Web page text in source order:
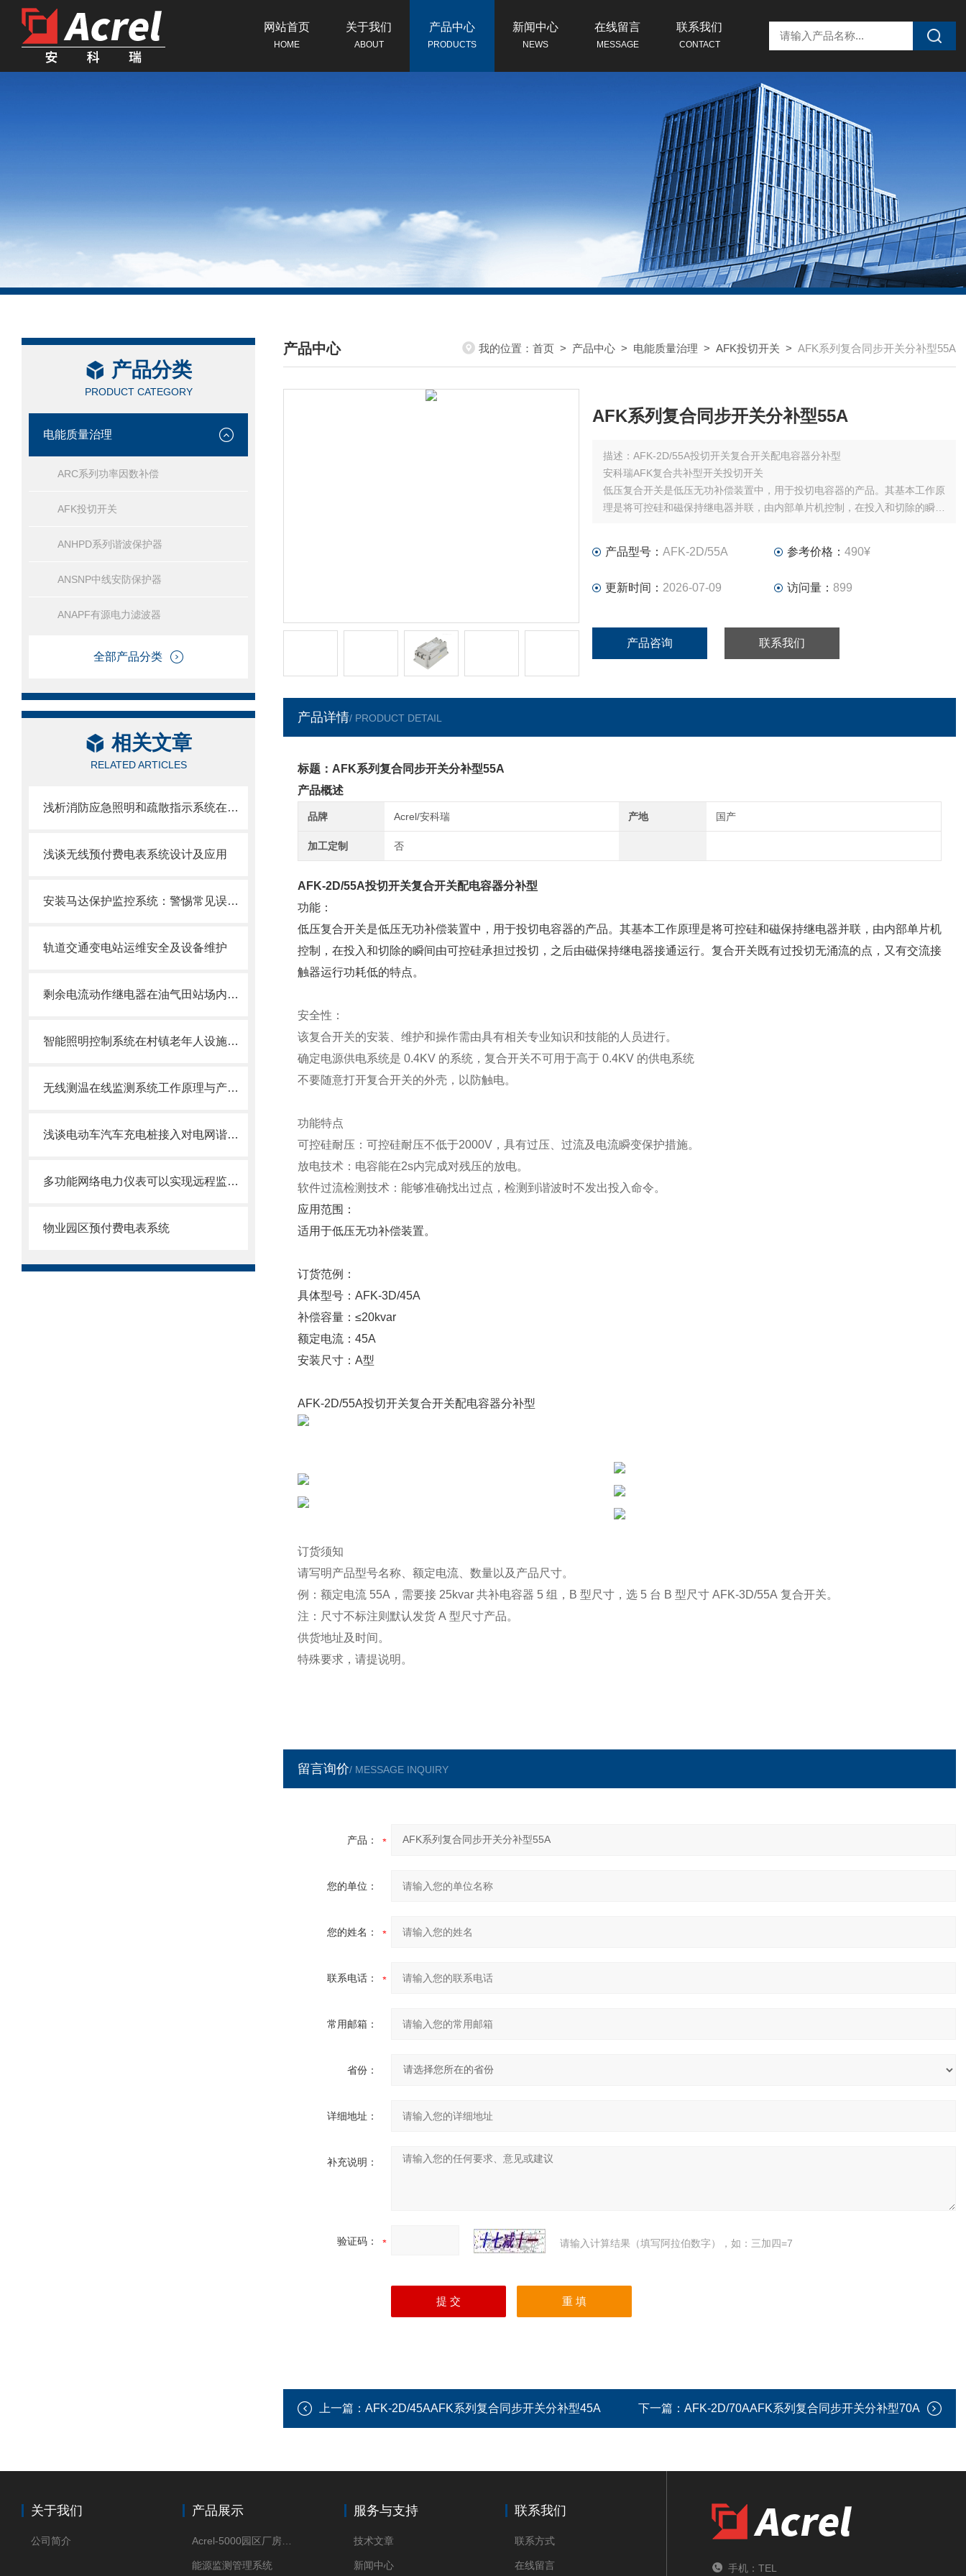
网站首页
HOME
关于我们
ABOUT
产品中心
PRODUCTS
新闻中心
NEWS
在线留言
MESSAGE
联系我们
CONTACT
产品分类
PRODUCT CATEGORY
电能质量治理
ARC系列功率因数补偿
AFK投切开关
ANHPD系列谐波保护器
ANSNP中线安防保护器
ANAPF有源电力滤波器
全部产品分类
相关文章
RELATED ARTICLES
浅析消防应急照明和疏散指示系统在石化项目的应用探究
浅谈无线预付费电表系统设计及应用
安装马达保护监控系统：警惕常见误区与风险
轨道交通变电站运维安全及设备维护
剩余电流动作继电器在油气田站场内监测路灯接地方式
智能照明控制系统在村镇老年人设施中的应用
无线测温在线监测系统工作原理与产品选型
浅谈电动车汽车充电桩接入对电网谐波的影响
多功能网络电力仪表可以实现远程监控和控制
物业园区预付费电表系统
产品中心
/ PRODUCTS CENTER
我的位置： 首页 > 产品中心 > 电能质量治理 > AFK投切开关 > AFK系列复合同步开关分补型55A
AFK系列复合同步开关分补型55A
描述： AFK-2D/55A投切开关复合开关配电容器分补型
安科瑞AFK复合共补型开关投切开关
低压复合开关是低压无功补偿装置中，用于投切电容器的产品。其基本工作原
理是将可控硅和磁保持继电器并联，由内部单片机控制，在投入和切除的瞬间
产品型号： AFK-2D/55A 参考价格： 490¥
更新时间： 2026-07-09 访问量： 899
产品咨询 联系我们
产品详情/ PRODUCT DETAIL
标题：AFK系列复合同步开关分补型55A
产品概述
品牌 Acrel/安科瑞 产地 国产
加工定制 否
AFK-2D/55A投切开关复合开关配电容器分补型
功能：
低压复合开关是低压无功补偿装置中，用于投切电容器的产品。其基本工作原理是将可控硅和磁保持继电器并联，由内部单片机
控制，在投入和切除的瞬间由可控硅承担过投切，之后由磁保持继电器接通运行。复合开关既有过投切无涌流的点，又有交流接
触器运行功耗低的特点。
安全性：
该复合开关的安装、维护和操作需由具有相关专业知识和技能的人员进行。
确定电源供电系统是 0.4KV 的系统，复合开关不可用于高于 0.4KV 的供电系统
不要随意打开复合开关的外壳，以防触电。
功能特点
可控硅耐压：可控硅耐压不低于2000V ，具有过压、过流及电流瞬变保护措施。
放电技术：电容能在2s内完成对残压的放电。
软件过流检测技术：能够准确找出过点，检测到谐波时不发出投入命令。
应用范围：
适用于低压无功补偿装置。
订货范例：
具体型号：AFK-3D/45A
补偿容量：≤20kvar
额定电流：45A
安装尺寸：A型
AFK-2D/55A投切开关复合开关配电容器分补型
订货须知
请写明产品型号名称、额定电流、数量以及产品尺寸。
例：额定电流 55A ，需要接 25kvar 共补电容器 5 组， B 型尺寸，选 5 台 B 型尺寸 AFK-3D/55A 复合开关。
注：尺寸不标注则默认发货 A 型尺寸产品。
供货地址及时间。
特殊要求，请提说明。
留言询价/ MESSAGE INQUIRY
产品：
您的单位：
您的姓名：
联系电话：
常用邮箱：
省份：
详细地址：
补充说明：
验证码： 请输入计算结果（填写阿拉伯数字），如：三加四=7
上一篇： AFK-2D/45AAFK系列复合同步开关分补型45A 下一篇： AFK-2D/70AAFK系列复合同步开关分补型70A
关于我们
公司简介
产品展示
能源监测管理系统
服务与支持
技术文章
新闻中心
联系我们
联系方式
在线留言 手机：TEL